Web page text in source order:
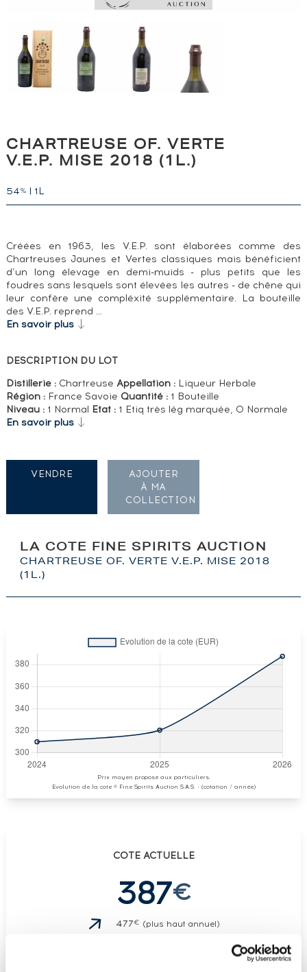
CHARTREUSE OF. VERTE
V.E.P. MISE 2018 (1L.)
54% | 1L
Créées en 1963, les V.E.P. sont élaborées comme des
Chartreuses Jaunes et Vertes classiques mais bénéficient
d’un long élevage en demi-muids - plus petits que les
foudres sans lesquels sont élevées les autres - de chêne qui
leur confère une compléxité supplémentaire. La bouteille
des V.E.P. reprend …
En savoir plus
DESCRIPTION DU LOT
Distillerie :Chartreuse Appellation :Liqueur Herbale
Région : France Savoie Quantité :1 Bouteille
Niveau :1 Normal Etat :1 Etiq très lég marquée, 0 Normale
En savoir plus
LA COTE FINE SPIRITS AUCTION
CHARTREUSE OF. VERTE V.E.P. MISE 2018
(1L.)
Prix moyen proposé aux particuliers.
Evolution de la cote © Fine Spirits Auction S.A.S. - (cotation / année)
COTE ACTUELLE
387€
477€ (plus haut annuel)
VENDRE
AJOUTER
À MA
COLLECTION